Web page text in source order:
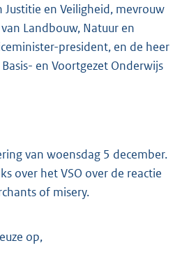
Justitie en Veiligheid, mevrouw
Landbouw, Natuur en
president, en de heer
en Voortgezet Onderwijs
van woensdag 5 december.
over het VSO over de reactie
of misery.
op,